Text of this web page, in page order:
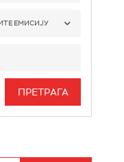
БЕОГРАД 1
БЕОГРАД 3
ЕМИСИЈУ